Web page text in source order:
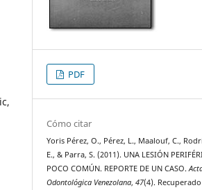
PDF
Cómo citar
Yoris Pérez, O., Pérez, L., Maalouf, C.,
E., & Parra, S. (2011). UNA LESIÓN
POCO COMÚN. REPORTE DE UN CASO.
Odontológica Venezolana,47(4).